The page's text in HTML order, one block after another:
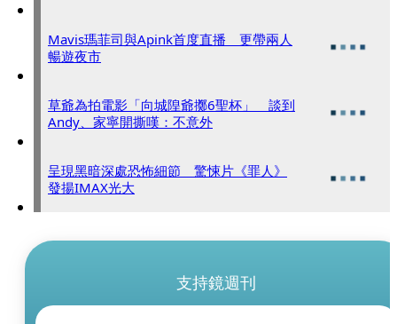
Mavis瑪菲司與Apink首度直播 更帶兩人
暢遊夜市
草爺為拍電影「向城隍爺擲6聖杯」 談到
Andy、家寧開撕嘆：不意外
呈現黑暗深處恐怖細節 驚悚片《罪人》
發揚IMAX光大
支持鏡週刊